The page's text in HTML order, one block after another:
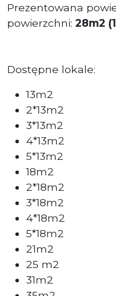
Prezentowana
powierzchni: 28m2
Dostępne lokale:
13m2
2*13m2
3*13m2
4*13m2
5*13m2
18m2
2*18m2
3*18m2
4*18m2
5*18m2
21m2
25 m2
31m2